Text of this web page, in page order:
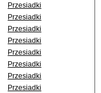
Przesiadki
Przesiadki
Przesiadki
Przesiadki
Przesiadki
Przesiadki
Przesiadki
Przesiadki